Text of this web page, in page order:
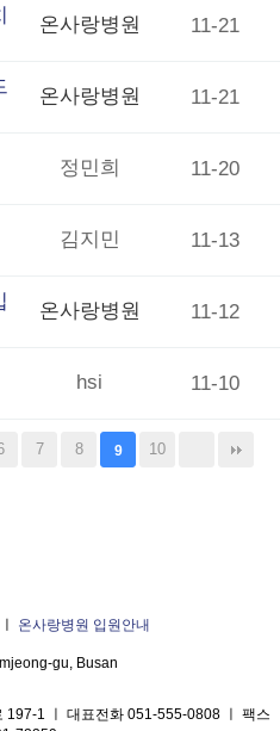
온사랑병원 11-21
온사랑병원 11-21
정민희 11-20
김지민 11-13
온사랑병원 11-12
hsi 11-10
7 8 9 10
온사랑병원 입원안내
gu, Busan
197-1 ㅣ 대표전화 051-555-0808 ㅣ 팩스